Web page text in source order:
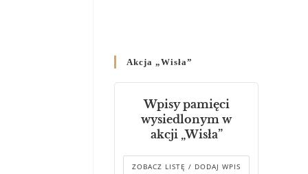
днях 2-12 липня 2024 р.”
Декрет єпископів
Перемисько-Варшавської
Митрополії стосовно
звершування Божественної
літургії
Akcja „Wisła”
Wpisy pamięci
wysiedlonym w
akcji „Wisła”
ZOBACZ LISTĘ / DODAJ WPIS